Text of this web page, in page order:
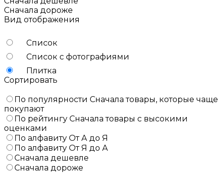
Сначала дороже
Вид отображения
Список
Список с фотографиями
Плитка
Сортировать
По популярности Сначала товары, которые чаще
покупают
По рейтингу Сначала товары с высокими
оценками
По алфавиту От А до Я
По алфавиту От Я до А
Сначала дешевле
Сначала дороже